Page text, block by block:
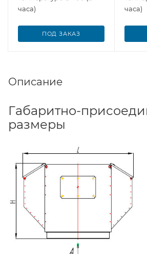
часа)
ПОД ЗАКАЗ
часа)
Описание
Габаритно-
размеры